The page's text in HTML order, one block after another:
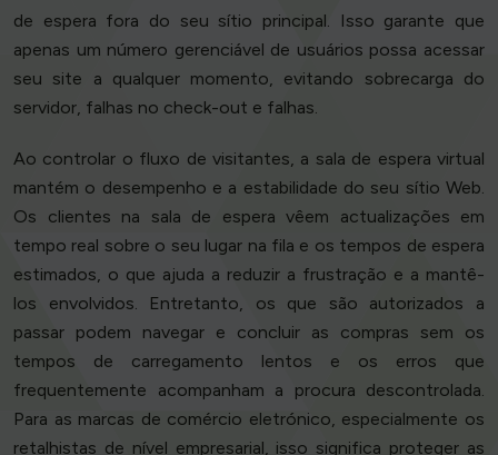
de espera fora do seu sítio principal. Isso garante que
apenas um número gerenciável de usuários possa acessar
seu site a qualquer momento, evitando sobrecarga do
servidor, falhas no check-out e falhas.
Ao controlar o fluxo de visitantes, a sala de espera virtual
mantém o desempenho e a estabilidade do seu sítio Web.
Os clientes na sala de espera vêem actualizações em
tempo real sobre o seu lugar na fila e os tempos de espera
estimados, o que ajuda a reduzir a frustração e a mantê-
los envolvidos. Entretanto, os que são autorizados a
passar podem navegar e concluir as compras sem os
tempos de carregamento lentos e os erros que
frequentemente acompanham a procura descontrolada.
Para as marcas de comércio eletrónico, especialmente os
retalhistas de nível empresarial, isso significa proteger as